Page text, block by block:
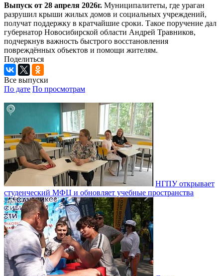
Выпуск от 28 апреля 2026г. Муниципалитеты, где ураган
разрушил крыши жилых домов и социальных учреждений,
получат поддержку в кратчайшие сроки. Такое поручение дал
губернатор Новосибирской области Андрей Травников,
подчеркнув важность быстрого восстановления
повреждённых объектов и помощи жителям.
Поделиться
Все выпуски
По дате По просмотрам
НГПУ открывает
студенческий МФЦ и обновляет учебные пространства